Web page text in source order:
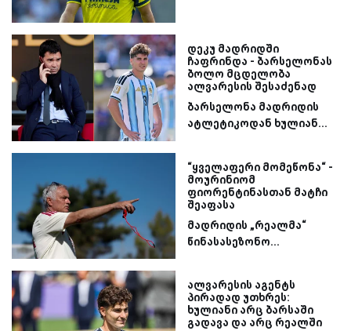
დეკუ მადრიდში
ჩაფრინდა - ბარსელონას
ბოლო მცდელობა
ალვარესის შესაძენად
ბარსელონა მადრიდის
ატლეტიკოდან ხულიან...
“ყველაფერი მომეწონა“ -
მოურინიომ
ფიორენტინასთან მატჩი
შეაფასა
მადრიდის „რეალმა“
წინასასეზონო...
ალვარესის აგენტს
პირადად უთხრეს:
ხულიანი არც ბარსაში
გადავა და არც რეალში